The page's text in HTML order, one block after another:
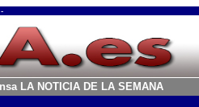
LA NOTICIA DE LA SEMANA